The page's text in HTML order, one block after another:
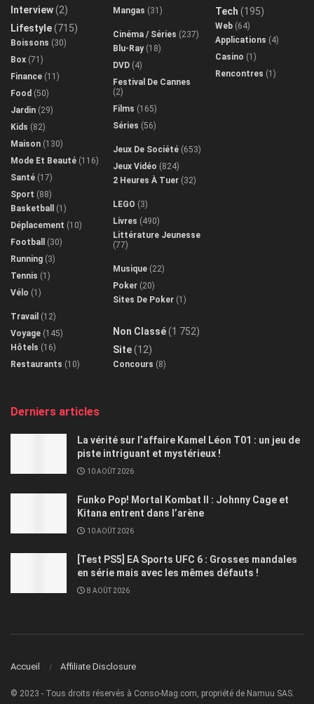
Interview(2)
Lifestyle(715)
Boissons (30)
Box (71)
Finance (11)
Food (50)
Jardin (29)
Kids (82)
Maison (130)
Mode Et Beauté (116)
Santé (17)
Sport (88)
Basketball
(1)
Déplacement (10)
Football
(30)
Running (3)
Tennis (1)
Vélo (1)
Travail (12)
Voyage (145)
Hôtels (16)
Restaurants (10)
Mangas (31)
Cinéma / Séries (237)
Blu-Ray(18)
DVD (4)
Festival De Cannes
(2)
Films (165)
Séries (56)
Jeux De Société (653)
Jeux Vidéo (824)
2 Heures À Tuer (32)
LEGO (3)
Livres (490)
Littérature Jeunesse
(77)
Musique (22)
Poker (20)
Sites De Poker (1)
Non Classé(1 752)
Site(12)
Concours (8)
Tech (195)
Web (64)
Applications (4)
Casino (1)
Rencontres (1)
Derniers articles
La vérité sur l’affaire Kamel Léon T01 : un jeu de
piste intriguant et mystérieux !
10 AOÛT 2026
Funko Pop! Mortal Kombat II : Johnny Cage et
Kitana entrent dans l’arène
10 AOÛT 2026
[Test PS5] EA Sports UFC 6 : Grosses mandales
en série mais avec les mêmes défauts !
8 AOÛT 2026
Accueil Affiliate Disclosure
© 2023 - Tous droits réservés à Conso-Mag.com, propriété de Namuu SAS.